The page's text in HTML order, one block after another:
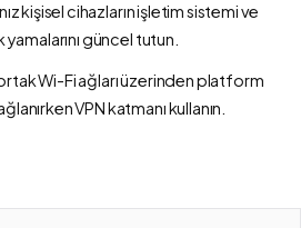
kişisel cihazların işletim sistemi ve
yamalarını güncel tutun.
Wi-Fi ağları üzerinden platform
VPN katmanı kullanın.